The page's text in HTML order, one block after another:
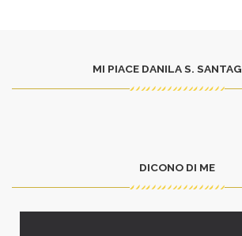
MI PIACE DANILA S.
DICONO DI ME